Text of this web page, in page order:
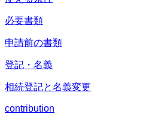
必要書類
申請前の書類
登記・名義
相続登記と名義変更
contribution